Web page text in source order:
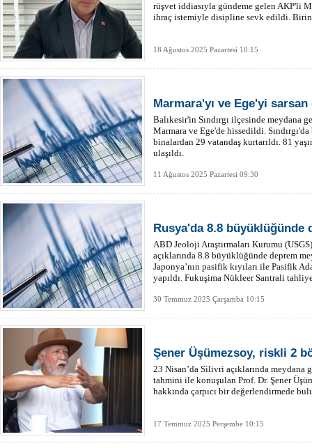
rüşvet iddiasıyla gündeme gelen AKP'li
ihraç istemiyle disipline sevk edildi.
18 Ağustos 2025 Pazartesi 10:15
Marmara'yı ve Ege'yi
Balıkesir'in Sındırgı ilçesinde meydana
Marmara ve Ege'de hissedildi.
binalardan 29 vatandaş kurtarıldı. 81
ulaşıldı.
11 Ağustos 2025 Pazartesi 09:30
Rusya'da 8.8 büyüklüğünde
ABD Jeoloji Araştırmaları Kurumu
açıklarında 8.8 büyüklüğünde deprem
Japonya’nın pasifik kıyıları ile Pasifik
yapıldı. Fukuşima Nükleer Santrali
30 Temmuz 2025 Çarşamba 10:15
Şener Üşümezsoy, riskli 2
23 Nisan’da Silivri açıklarında
tahmini ile konuşulan Prof. Dr. Şener
hakkında çarpıcı bir değerlendirmede
17 Temmuz 2025 Perşembe 10:15